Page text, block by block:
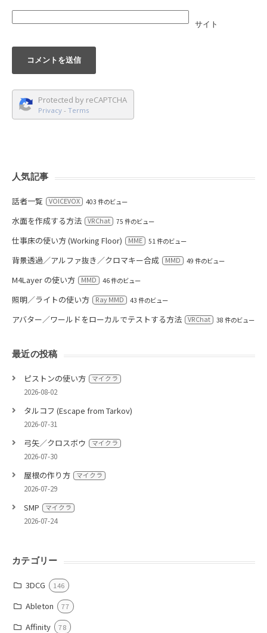
サイト
Protected by reCAPTCHA
Privacy - Terms
人気記事
話者一覧 VOICEVOX 403 件のビュー
水面を作成する方法 VRChat 75 件のビュー
仕事床の使い方 (Working Floor) MME 51 件のビュー
背景透過／アルファ抜き／クロマキー合成 MMD 49 件のビュー
M4Layer の使い方 MMD 46 件のビュー
照明／ライトの使い方 Ray MMD 43 件のビュー
アバター／ワールドをローカルでテストする方法 VRChat 38 件のビュー
最近の投稿
ピストンの使い方 マイクラ
2026-08-02
タルコフ (Escape from Tarkov)
2026-07-31
弓矢／クロスボウ マイクラ
2026-07-30
屋根の作り方 マイクラ
2026-07-29
SMP マイクラ
2026-07-24
カテゴリー
3DCG 146
Ableton 77
Affinity 78